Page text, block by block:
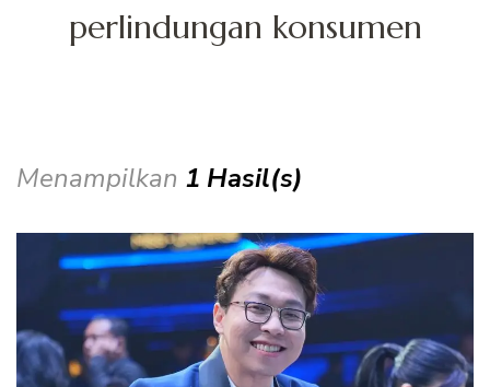
perlindungan konsumen
Menampilkan 1 Hasil(s)